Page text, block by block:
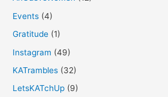
Events (4)
Gratitude (1)
Instagram (49)
KATrambles (32)
LetsKATchUp (9)